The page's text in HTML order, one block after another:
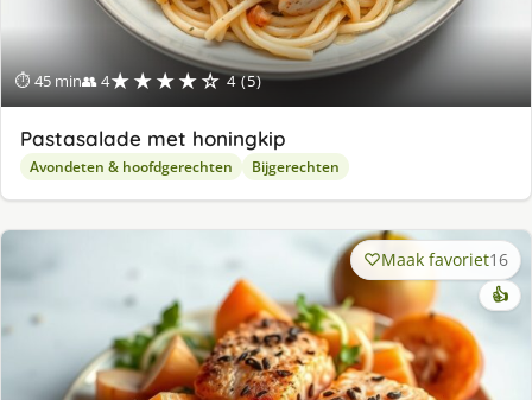
⏱ 45 min👥 4★★★★☆ 4 (5)
Pastasalade met honingkip
Avondeten & hoofdgerechten Bijgerechten
Maak favoriet16
👍